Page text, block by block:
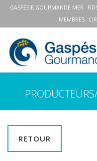
GASPÉSIE GOURMANDE MER
MEMBRES
RETOUR